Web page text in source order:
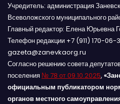
Учредитель: администрация
Всеволожского муниципального
Главный редактор: Елена Юрьевна
Телефон редакции +7 (911) 170-06-
gazeta@zanevkaorg.ru
Согласно решению совета
поселения № 78 от 09.10.2025,
официальным публикатором
органов местного